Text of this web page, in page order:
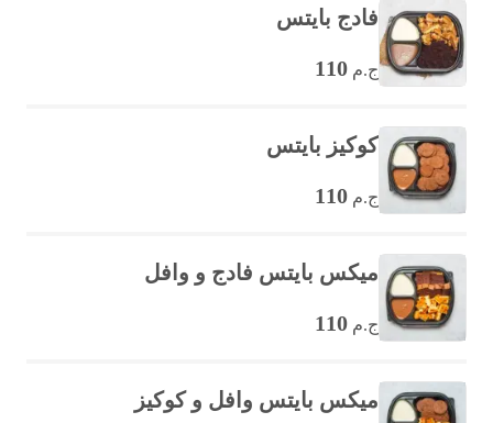
فادج بايتس
ج.م 110
كوكيز بايتس
ج.م 110
ميكس بايتس فادج و وافل
ج.م 110
ميكس بايتس وافل و كوكيز